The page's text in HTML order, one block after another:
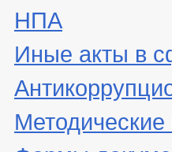
НПА
Иные акты в